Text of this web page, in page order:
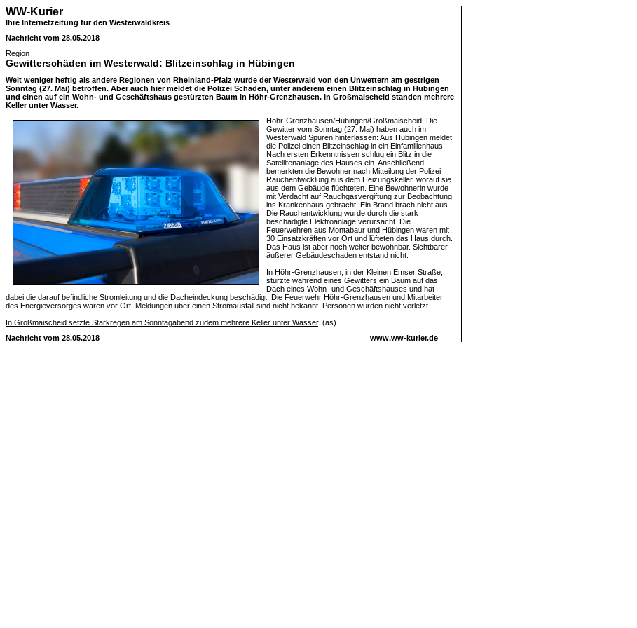
WW-Kurier
Ihre Internetzeitung für den Westerwaldkreis
Nachricht vom 28.05.2018
Region
Gewitterschäden im Westerwald: Blitzeinschlag in Hübingen
Weit weniger heftig als andere Regionen von Rheinland-Pfalz wurde der Westerwald von den Unwettern am gestrigen
Sonntag (27. Mai) betroffen. Aber auch hier meldet die Polizei Schäden, unter anderem einen Blitzeinschlag in Hübingen
und einen auf ein Wohn- und Geschäftshaus gestürzten Baum in Höhr-Grenzhausen. In Großmaischeid standen mehrere
Keller unter Wasser.
Höhr-Grenzhausen/Hübingen/Großmaischeid. Die
Gewitter vom Sonntag (27. Mai) haben auch im
Westerwald Spuren hinterlassen: Aus Hübingen meldet
die Polizei einen Blitzeinschlag in ein Einfamilienhaus.
Nach ersten Erkenntnissen schlug ein Blitz in die
Satellitenanlage des Hauses ein. Anschließend
bemerkten die Bewohner nach Mitteilung der Polizei
Rauchentwicklung aus dem Heizungskeller, worauf sie
aus dem Gebäude flüchteten. Eine Bewohnerin wurde
mit Verdacht auf Rauchgasvergiftung zur Beobachtung
ins Krankenhaus gebracht. Ein Brand brach nicht aus.
Die Rauchentwicklung wurde durch die stark
beschädigte Elektroanlage verursacht. Die
Feuerwehren aus Montabaur und Hübingen waren mit
30 Einsatzkräften vor Ort und lüfteten das Haus durch.
Das Haus ist aber noch weiter bewohnbar. Sichtbarer
äußerer Gebäudeschaden entstand nicht.
In Höhr-Grenzhausen, in der Kleinen Emser Straße,
stürzte während eines Gewitters ein Baum auf das
Dach eines Wohn- und Geschäftshauses und hat
dabei die darauf befindliche Stromleitung und die Dacheindeckung beschädigt. Die Feuerwehr Höhr-Grenzhausen und Mitarbeiter
des Energieversorges waren vor Ort. Meldungen über einen Stromausfall sind nicht bekannt. Personen wurden nicht verletzt.
In Großmaischeid setzte Starkregen am Sonntagabend zudem mehrere Keller unter Wasser. (as)
Nachricht vom 28.05.2018
www.ww-kurier.de